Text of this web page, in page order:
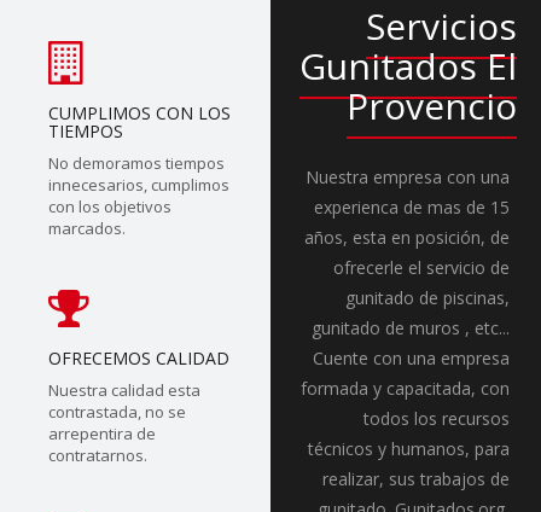
CUMPLIMOS CON LOS
TIEMPOS
No demoramos tiempos
innecesarios, cumplimos
con los objetivos
marcados.
OFRECEMOS CALIDAD
Nuestra calidad esta
contrastada, no se
arrepentira de
contratarnos.
Servicios
Gunitados El
Provencio
Nuestra empresa con una
experienca de mas de 15
años, esta en posición, de
ofrecerle el servicio de
gunitado de piscinas,
gunitado de muros , etc...
Cuente con una empresa
formada y capacitada, con
todos los recursos
técnicos y humanos, para
realizar, sus trabajos de